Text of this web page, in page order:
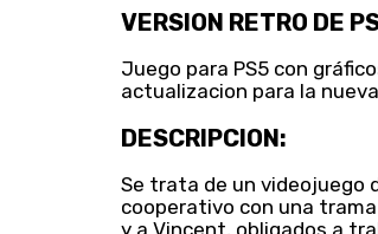
VERSION RETRO DE
Juego para PS5 con
actualizacion para la
DESCRIPCION:
Se trata de un videojuego
cooperativo con una